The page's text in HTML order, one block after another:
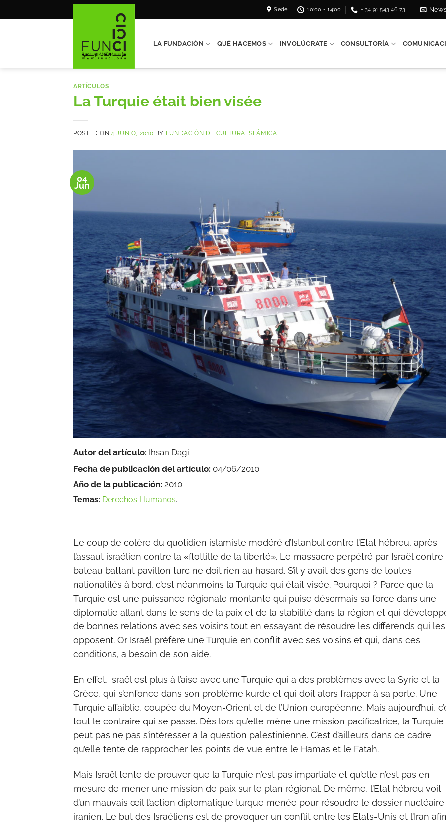
al
Sede 10:00 - 14:00 + 34 91 543 46 73
LA FUNDACIÓN QUÉ HACEMOS INVOLÚCRATE CONSULTORÍA
ARTÍCULOS
La Turquie était bien visée
POSTED ON4 JUNIO, 2010 BY FUNDACIÓN DE CULTURA ISLÁMICA
04
Jun
Autor del artículo: Ihsan Dagi
Fecha de publicación del artículo: 04/06/2010
Año de la publicación: 2010
Temas: Derechos Humanos.
Le coup de colère du quotidien islamiste modéré d’Istanbul contre l’Etat hébreu, après
l’assaut israélien contre la «flottille de la liberté». Le massacre perpétré par Israël contre
bateau battant pavillon turc ne doit rien au hasard. S’il y avait des gens de toutes
nationalités à bord, c’est néanmoins la Turquie qui était visée. Pourquoi ? Parce que la
Turquie est une puissance régionale montante qui puise désormais sa force dans une
diplomatie allant dans le sens de la paix et de la stabilité dans la région et qui
de bonnes relations avec ses voisins tout en essayant de résoudre les différends qui les
opposent. Or Israël préfère une Turquie en conflit avec ses voisins et qui, dans ces
conditions, a besoin de son aide.
En effet, Israël est plus à l’aise avec une Turquie qui a des problèmes avec la Syrie et la
Grèce, qui s’enfonce dans son problème kurde et qui doit alors frapper à sa porte. Une
Turquie affaiblie, coupée du Moyen-Orient et de l’Union européenne. Mais aujourd’hui,
tout le contraire qui se passe. Dès lors qu’elle mène une mission pacificatrice, la Turquie
peut pas ne pas s’intéresser à la question palestinienne. C’est d’ailleurs dans ce cadre
qu’elle tente de rapprocher les points de vue entre le Hamas et le Fatah.
Mais Israël tente de prouver que la Turquie n’est pas impartiale et qu’elle n’est pas en
mesure de mener une mission de paix sur le plan régional. De même, l’Etat hébreu voit
d’un mauvais œil l’action diplomatique turque menée pour résoudre le dossier nucléaire
iranien. Le but des Israéliens est de provoquer un conflit entre les Etats-Unis et l’Iran afin